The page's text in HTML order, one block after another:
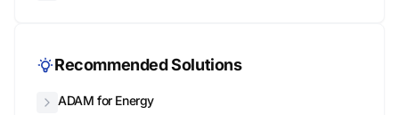
Recommended Solutions
ADAM for Energy